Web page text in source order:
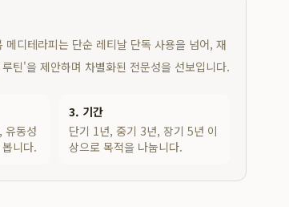
디테라피는 단순 레티날 단독 사용을 넘어, 재
틴'을 제안하며 차별화된 전문성을 선보입니다.
유동성
니다.
3. 기간
단기 1년, 중기 3년, 장기 5년 이
상으로 목적을 나눕니다.